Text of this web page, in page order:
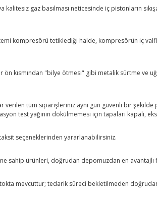
kalitesiz gaz basılması neticesinde iç pistonların
kompresörü tetiklediği halde, kompresörün iç
ön kısmından "bilye ötmesi" gibi metalik sürtme
verilen tüm siparişleriniz aynı gün güvenli bir
test yağının dökülmemesi için tapaları kapalı,
seçeneklerinden yararlanabilirsiniz.
sahip ürünleri, doğrudan depomuzdan en avantajlı
mevcuttur; tedarik süreci bekletilmeden